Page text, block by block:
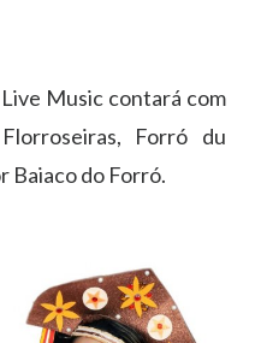
Music contará com
Forró du
Baiaco do Forró.